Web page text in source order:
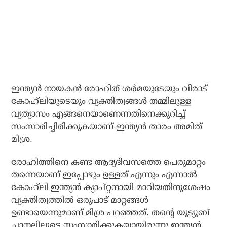
ഇന്ത്യന്‍ നായകന്‍ രോഹിത് ശര്‍മയുടേയും വിരാട്
കോഹ്‌ലിയുടെയും വ്യക്തിത്വങ്ങള്‍ തമ്മിലുള്ള
വ്യത്യാസം എങ്ങനെയാണെന്നതിനെക്കുറിച്ച്
സംസാരിച്ചിരിക്കുകയാണ് ഇന്ത്യന്‍ താരം അമിത്
മിശ്ര.
രോഹിത്തിനെ കണ്ട ആദ്യദിവസത്തെ പെരുമാറ്റം
തന്നെയാണ് ഇപ്പോഴും ഉള്ളത് എന്നും എന്നാല്‍
കോഹ്‌ലി ഇന്ത്യന്‍ ക്യാപ്റ്റനായി മാറിയതിനുശേഷം
വ്യക്തിത്വത്തില്‍ ഒരുപാട് മാറ്റങ്ങള്‍
ഉണ്ടായെന്നുമാണ് മിശ്ര പറഞ്ഞത്. തന്റെ യൂട്യൂബ്